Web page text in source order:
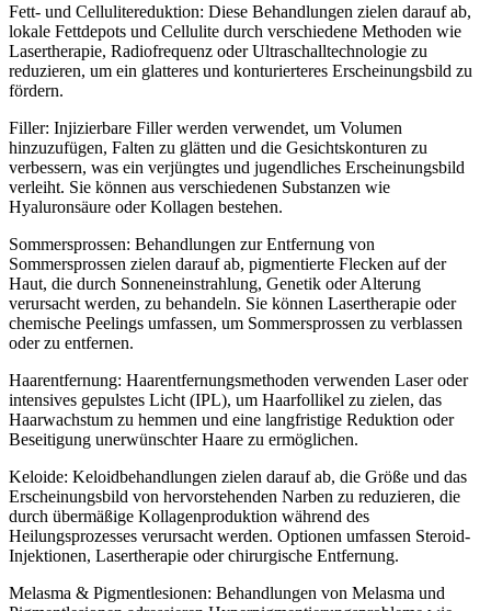
Fett- und Cellulitereduktion: Diese Behandlungen zielen darauf ab,
lokale Fettdepots und Cellulite durch verschiedene Methoden wie
Lasertherapie, Radiofrequenz oder Ultraschalltechnologie zu
reduzieren, um ein glatteres und konturierteres Erscheinungsbild zu
fördern.
Filler: Injizierbare Filler werden verwendet, um Volumen
hinzuzufügen, Falten zu glätten und die Gesichtskonturen zu
verbessern, was ein verjüngtes und jugendliches Erscheinungsbild
verleiht. Sie können aus verschiedenen Substanzen wie
Hyaluronsäure oder Kollagen bestehen.
Sommersprossen: Behandlungen zur Entfernung von
Sommersprossen zielen darauf ab, pigmentierte Flecken auf der
Haut, die durch Sonneneinstrahlung, Genetik oder Alterung
verursacht werden, zu behandeln. Sie können Lasertherapie oder
chemische Peelings umfassen, um Sommersprossen zu verblassen
oder zu entfernen.
Haarentfernung: Haarentfernungsmethoden verwenden Laser oder
intensives gepulstes Licht (IPL), um Haarfollikel zu zielen, das
Haarwachstum zu hemmen und eine langfristige Reduktion oder
Beseitigung unerwünschter Haare zu ermöglichen.
Keloide: Keloidbehandlungen zielen darauf ab, die Größe und das
Erscheinungsbild von hervorstehenden Narben zu reduzieren, die
durch übermäßige Kollagenproduktion während des
Heilungsprozesses verursacht werden. Optionen umfassen Steroid-
Injektionen, Lasertherapie oder chirurgische Entfernung.
Melasma & Pigmentlesionen: Behandlungen von Melasma und